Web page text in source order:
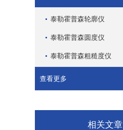
泰勒霍普森轮廓仪
泰勒霍普森圆度仪
泰勒霍普森粗糙度仪
查看更多
相关文章